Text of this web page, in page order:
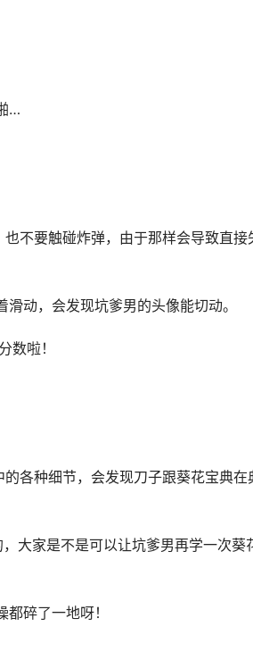
…
不要触碰炸弹，由于那样会导致直接
动，会发现坑爹男的头像能切动。
数啦！
各种细节，会发现刀子跟葵花宝典在
大家是不是可以让坑爹男再学一次葵
碎了一地呀！